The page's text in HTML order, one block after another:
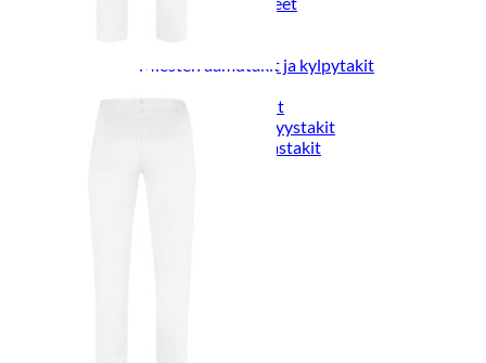
Miesten yöasut
Miesten aamutakit ja kylpytakit
Miesten nahkatakit
Miesten kevät-ja syystakit
Miesten villakangastakit